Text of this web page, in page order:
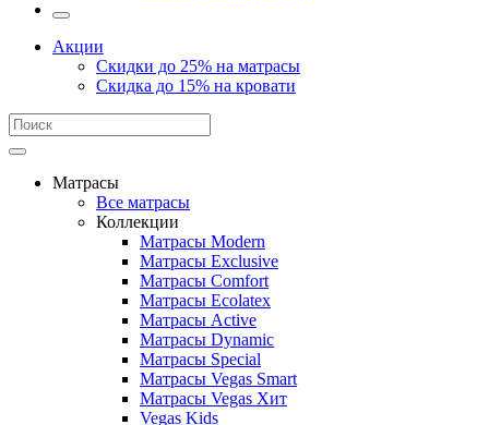
Акции
Скидки до 25% на матрасы
Скидка до 15% на кровати
Матрасы
Все матрасы
Коллекции
Матрасы Modern
Матрасы Exclusive
Матрасы Comfort
Матрасы Ecolatex
Матрасы Active
Матрасы Dynamic
Матрасы Special
Матрасы Vegas Smart
Матрасы Vegas Хит
Vegas Kids